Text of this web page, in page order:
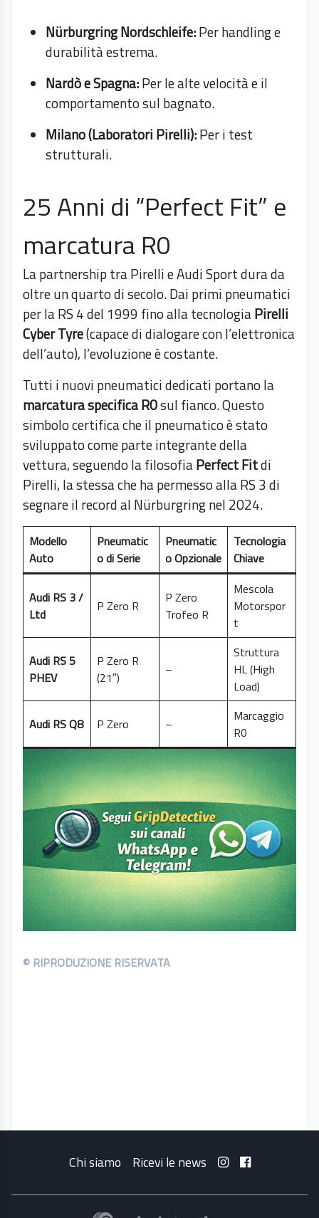
Nürburgring Nordschleife:Per handling e
durabilità estrema.
Nardò e Spagna:Per le alte velocità e il
comportamento sul bagnato.
Milano (Laboratori Pirelli):Per i test
strutturali.
25 Anni di “Perfect Fit” e
marcatura R0
La partnership tra Pirelli e Audi Sport dura da
oltre un quarto di secolo. Dai primi pneumatici
per la RS 4 del 1999 fino alla tecnologiaPirelli
Cyber Tyre(capace di dialogare con l’elettronica
dell’auto), l’evoluzione è costante.
Tutti i nuovi pneumatici dedicati portano la
marcatura specifica R0sul fianco. Questo
simbolo certifica che il pneumatico è stato
sviluppato come parte integrante della
vettura, seguendo la filosofiaPerfect Fitdi
Pirelli, la stessa che ha permesso alla RS 3 di
segnare il record al Nürburgring nel 2024.
Modello
Auto
Pneumatic
o di Serie
Pneumatic
o Opzionale
Tecnologia
Chiave
Audi RS 3 /
Ltd
P Zero R
P Zero
Trofeo R
Mescola
Motorspor
t
Audi RS 5
PHEV
P Zero R
(21″)
–
Struttura
HL (High
Load)
Audi RS Q8 P Zero –
Marcaggio
R0
© RIPRODUZIONE RISERVATA
Chi siamo Ricevi le news